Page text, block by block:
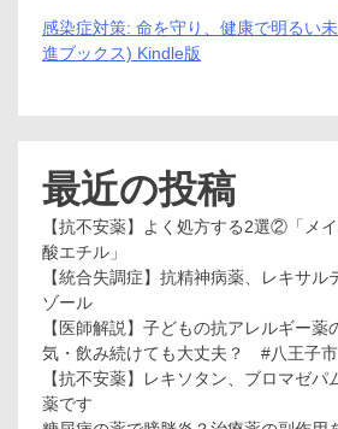
感染症対策: 命を守り、健康で明るい
進ブックス) Kindle版
最近の投稿
【抗不安薬】よく処方する2選②「メ
酸エチル」
【統合失調症】抗精神病薬、レキサル
ゾール
【医師解説】子どもの抗アレルギー
気・飲み続けても大丈夫？ #八王子
【抗不安薬】レキソタン、ブロマゼ
薬です